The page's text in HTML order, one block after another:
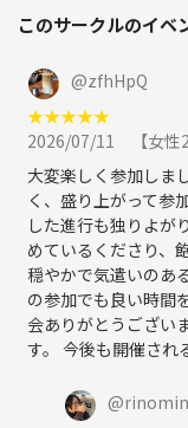
このサークルのイベ
@zfhHpQ
★★★★★
2026/07/11
【女性2名
大変楽しく参加しま
く、盛り上がって参
した進行も独りよが
めているくださり、
穏やかで気遣いのあ
の参加でも良い時間
会ありがとうござい
す。 今後も開催され
@